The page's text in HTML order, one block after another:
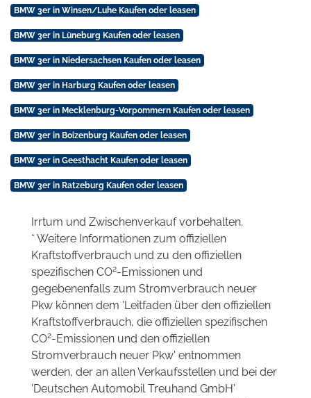
BMW 3er in Winsen/Luhe Kaufen oder leasen
BMW 3er in Lüneburg Kaufen oder leasen
BMW 3er in Niedersachsen Kaufen oder leasen
BMW 3er in Harburg Kaufen oder leasen
BMW 3er in Mecklenburg-Vorpommern Kaufen oder leasen
BMW 3er in Boizenburg Kaufen oder leasen
BMW 3er in Geesthacht Kaufen oder leasen
BMW 3er in Ratzeburg Kaufen oder leasen
Irrtum und Zwischenverkauf vorbehalten.
* Weitere Informationen zum offiziellen
Kraftstoffverbrauch und zu den offiziellen
spezifischen CO2-Emissionen und
gegebenenfalls zum Stromverbrauch neuer
Pkw können dem 'Leitfaden über den offiziellen
Kraftstoffverbrauch, die offiziellen spezifischen
CO2-Emissionen und den offiziellen
Stromverbrauch neuer Pkw' entnommen
werden, der an allen Verkaufsstellen und bei der
'Deutschen Automobil Treuhand GmbH'